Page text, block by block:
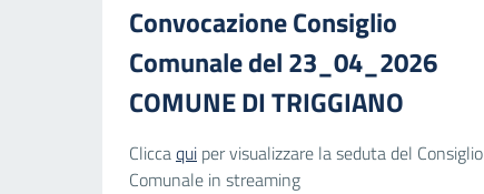
Convocazione Consiglio
Comunale del 23_04_2026
COMUNE DI TRIGGIANO
Cliccaqui per visualizzare la seduta del Consiglio
Comunale in streaming